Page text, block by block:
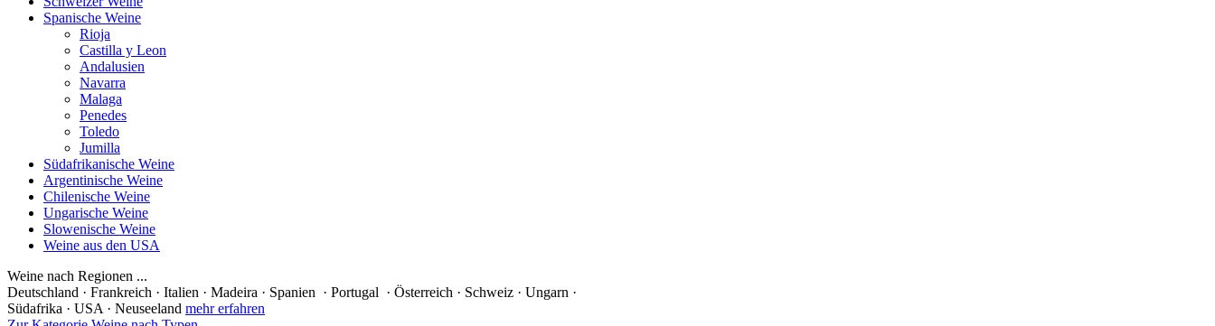
Spanische Weine
Rioja
Castilla y Leon
Andalusien
Navarra
Malaga
Penedes
Toledo
Jumilla
Südafrikanische Weine
Argentinische Weine
Chilenische Weine
Ungarische Weine
Slowenische Weine
Weine aus den USA
Weine nach Regionen ...
Deutschland · Frankreich · Italien · Madeira · Spanien · Portugal · Österreich · Schweiz · Ungarn ·
Südafrika · USA · Neuseeland mehr erfahren